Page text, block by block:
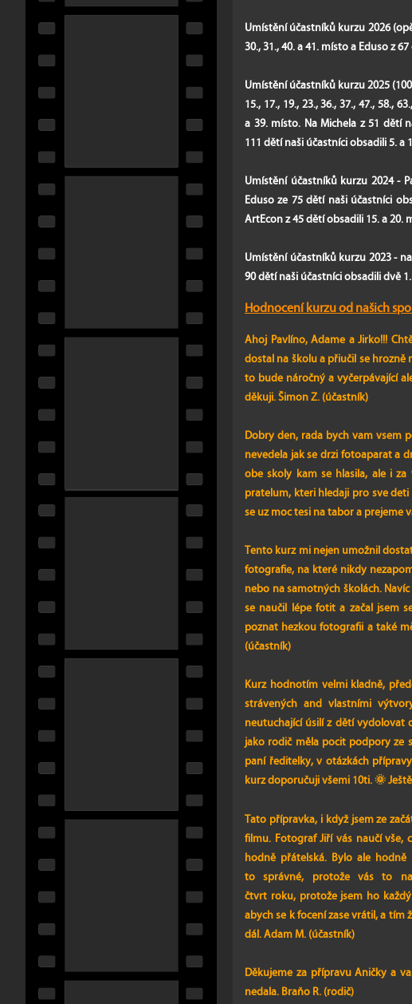
Umístění účastníků kurzu 2026
30., 31., 40. a 41. místo a Eduso z
Umístění účastníků kurzu 2025
15., 17., 19., 23., 36., 37., 47., 58.,
a 39. místo. Na Michela z 51 dětí
111 dětí naši účastníci obsadili 5. a
Umístění účastníků kurzu 2024 -
Eduso ze 75 dětí naši účastníci
ArtEcon z 45 dětí obsadili 15. a 20.
Umístění účastníků kurzu 2023 -
90 dětí naši účastníci obsadili dvě
Hodnocení kurzu od našich
Ahoj Pavlíno, Adame a Jirko!!!
dostal na školu a přiučil se hrozně
to bude náročný a vyčerpávající
děkuji. Šimon Z. (účastník)
Dobry den, rada bych vam vsem
nevedela jak se drzi fotoaparat a
obe skoly kam se hlasila, ale i
pratelum, kteri hledaji pro sve
se uz moc tesi na tabor a prejeme
Tento kurz mi nejen umožnil
fotografie, na které nikdy
nebo na samotných školách.
se naučil lépe fotit a začal jsem
poznat hezkou fotografii a také
(účastník)
Kurz hodnotím velmi kladně,
strávených and vlastními
neutuchající úsilí z dětí vydolovat
jako rodič měla pocit podpory ze
paní ředitelky, v otázkách
kurz doporučuji všemi 10ti. 🌞
Tato přípravka, i když jsem ze
filmu. Fotograf Jiří vás naučí
hodně přátelská. Bylo ale
to správné, protože vás to
čtvrt roku, protože jsem ho
abych se k focení zase vrátil, a
dál. Adam M. (účastník)
Děkujeme za přípravu Aničky a
nedala. Braňo R. (rodič)